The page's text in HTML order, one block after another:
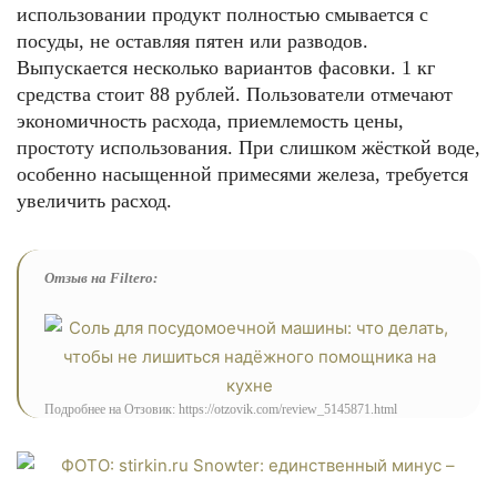
использовании продукт полностью смывается с
посуды, не оставляя пятен или разводов.
Выпускается несколько вариантов фасовки. 1 кг
средства стоит 88 рублей. Пользователи отмечают
экономичность расхода, приемлемость цены,
простоту использования. При слишком жёсткой воде,
особенно насыщенной примесями железа, требуется
увеличить расход.
Отзыв на Filtero:
Подробнее на Отзовик: https://otzovik.com/review_5145871.html